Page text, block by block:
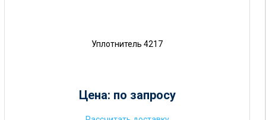
Уплотнитель 4217
Цена: по запросу